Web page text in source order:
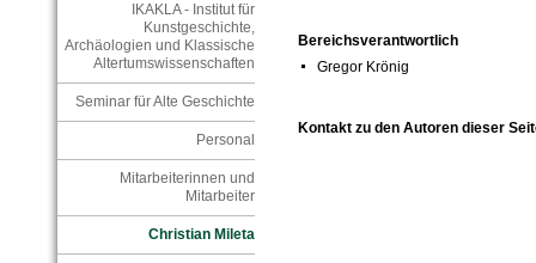
IKAKLA - Institut für
Kunstgeschichte,
Archäologien und Klassische
Altertumswissenschaften
Seminar für Alte Geschichte
Personal
Mitarbeiterinnen und
Mitarbeiter
Christian Mileta
Bereichsverantwortlich
Gregor Krönig
Kontakt zu den Autoren dieser